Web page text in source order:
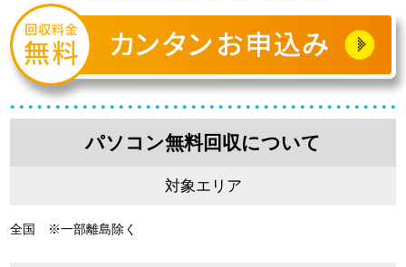
パソコン無料回収について
対象エリア
全国 ※一部離島除く